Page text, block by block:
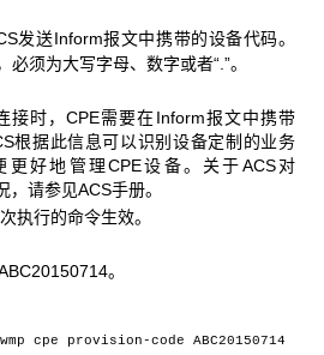
发送Inform报文中携带的设备代码。
须为大写字母、数字或者“.”。
接时，CPE需要在Inform报文中携带
根据此信息可以识别设备定制的业务
好地管理CPE设备。关于ACS对
请参见ACS手册。
执行的命令生效。
。
cpe provision-code ABC20150714